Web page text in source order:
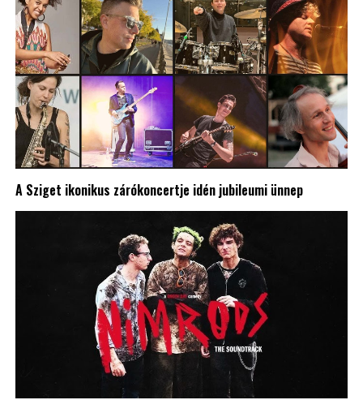
A Sziget ikonikus zárókoncertje idén jubileumi ünnep